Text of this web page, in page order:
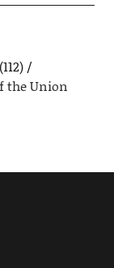
(112)
the Union